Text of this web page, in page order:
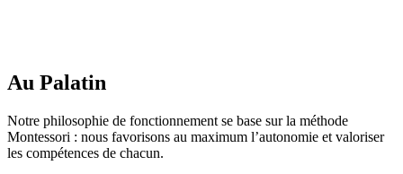
Au Palatin
Notre philosophie de fonctionnement se base sur la méthode
Montessori : nous favorisons au maximum l’autonomie et valoriser
les compétences de chacun.